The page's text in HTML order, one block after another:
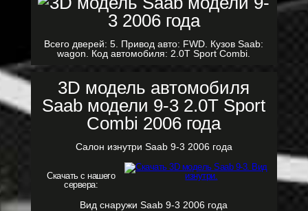
Всего дверей: 5. Привод авто: FWD. Кузов Saab:
wagon. Код автомобиля: 2.0T Sport Combi.
3D модель автомобиля
Saab модели 9-3 2.0T Sport
Combi 2006 года
Салон изнутри Saab 9-3 2006 года
Скачать с нашего
сервера:
Вид снаружи Saab 9-3 2006 года